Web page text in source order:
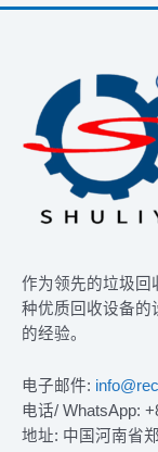
作为领先的垃圾回
种优质回收设备的
的经验。
电子邮件:
电话/ WhatsApp:
地址: 中国河南省